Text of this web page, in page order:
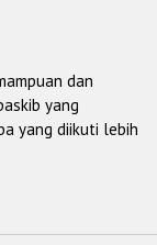
dan
yang
yang diikuti lebih